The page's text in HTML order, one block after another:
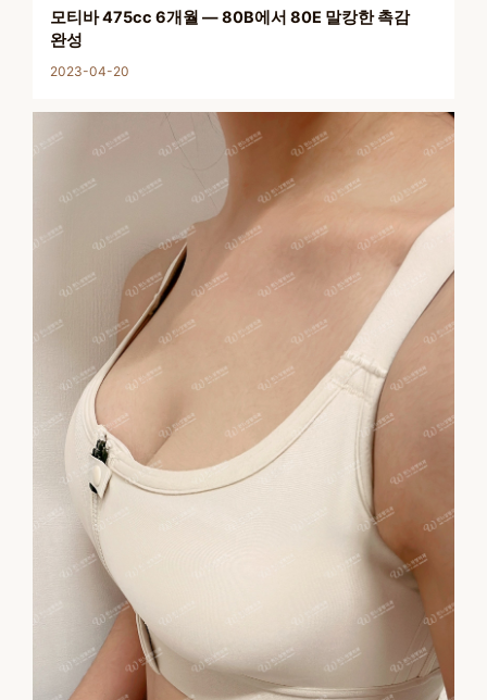
모티바 475cc 6개월 — 80B에서 80E 말캉한 촉감
완성
2023-04-20